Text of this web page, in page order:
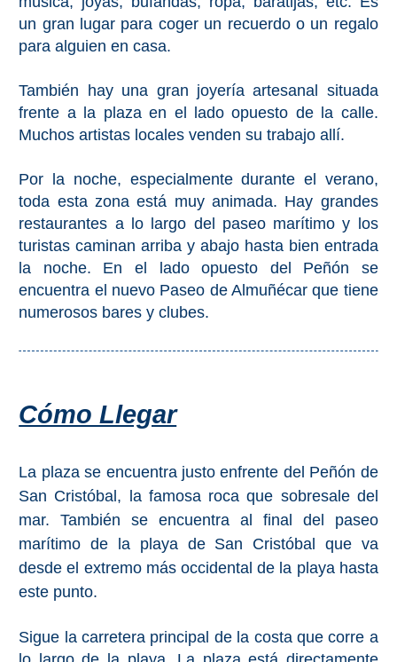
Mijas
PROVINCES
➜
Granada
Malaga
LAS
ALPUJARRAS
➜
Pampaneira
Capileira
Pitres
Trevélez
PUEBLOS
un gran lugar para coger un recuerdo o un regalo
para alguien en casa.
También hay una gran joyería artesanal situada
frente a la plaza en el lado opuesto de la calle.
Muchos artistas locales venden su trabajo allí.
Por la noche, especialmente durante el verano,
toda esta zona está muy animada. Hay grandes
restaurantes a lo largo del paseo marítimo y los
turistas caminan arriba y abajo hasta bien entrada
la noche. En el lado opuesto del Peñón se
encuentra el nuevo Paseo de Almuñécar que tiene
numerosos bares y clubes.
Cómo Llegar
La plaza se encuentra justo enfrente del Peñón de
San Cristóbal, la famosa roca que sobresale del
mar. También se encuentra al final del paseo
marítimo de la playa de San Cristóbal que va
desde el extremo más occidental de la playa hasta
este punto.
Sigue la carretera principal de la costa que corre a